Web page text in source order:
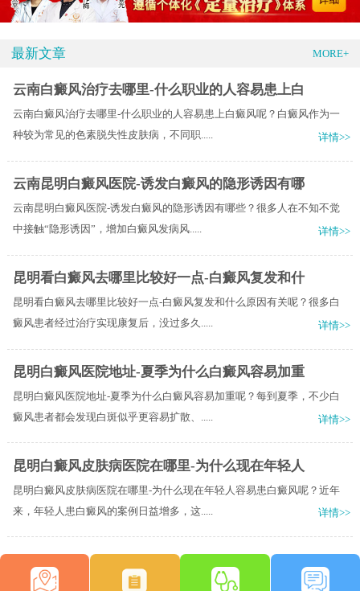
最新文章 MORE+
云南白癜风治疗去哪里-什么职业的人容易患上白
云南白癜风治疗去哪里-什么职业的人容易患上白癜风呢？白癜风作为一
种较为常见的色素脱失性皮肤病，不同职.....
详情>>
云南昆明白癜风医院-诱发白癜风的隐形诱因有哪
云南昆明白癜风医院-诱发白癜风的隐形诱因有哪些？很多人在不知不觉
中接触“隐形诱因”，增加白癜风发病风.....
详情>>
昆明看白癜风去哪里比较好一点-白癜风复发和什
昆明看白癜风去哪里比较好一点-白癜风复发和什么原因有关呢？很多白
癜风患者经过治疗实现康复后，没过多久.....
详情>>
昆明白癜风医院地址-夏季为什么白癜风容易加重
昆明白癜风医院地址-夏季为什么白癜风容易加重呢？每到夏季，不少白
癜风患者都会发现白斑似乎更容易扩散、.....
详情>>
昆明白癜风皮肤病医院在哪里-为什么现在年轻人
昆明白癜风皮肤病医院在哪里-为什么现在年轻人容易患白癜风呢？近年
来，年轻人患白癜风的案例日益增多，这.....
详情>>